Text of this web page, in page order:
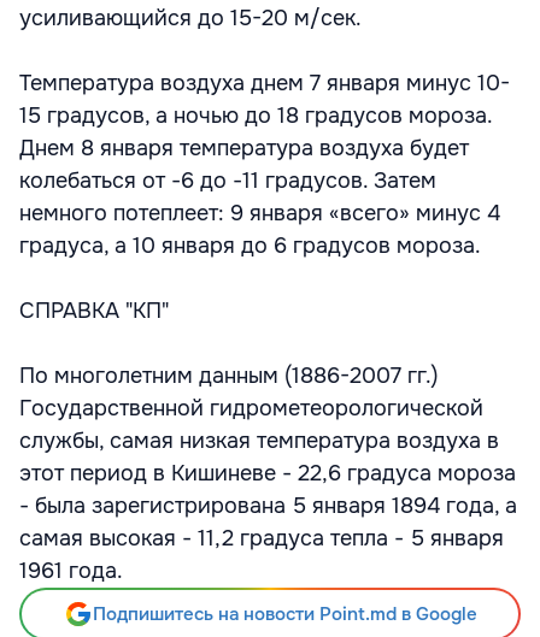
усиливающийся до 15-20 м/сек.
Температура воздуха днем 7 января минус 10-
15 градусов, а ночью до 18 градусов мороза.
Днем 8 января температура воздуха будет
колебаться от -6 до -11 градусов. Затем
немного потеплеет: 9 января «всего» минус 4
градуса, а 10 января до 6 градусов мороза.
СПРАВКА "КП"
По многолетним данным (1886-2007 гг.)
Государственной гидрометеорологической
службы, самая низкая температура воздуха в
этот период в Кишиневе - 22,6 градуса мороза
- была зарегистрирована 5 января 1894 года, а
самая высокая - 11,2 градуса тепла - 5 января
1961 года.
Подпишитесь на новости Point.md в Google